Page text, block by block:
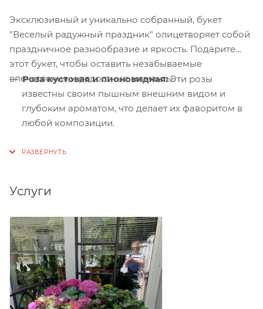
Эксклюзивный и уникально собранный, букет
"Веселый радужный праздник" олицетворяет собой
праздничное разнообразие и яркость. Подарите
этот букет, чтобы оставить незабываемые
впечатления и радостные моменты.
Роза кустовая и пионовидная:Эти розы
известны своим пышным внешним видом и
глубоким ароматом, что делает их фаворитом в
любой композиции.
и яркие, насыщенные цвета, благодаря чему
Альстромерия:
изысканности и разнообразия.
Гиацинт: Сладкий, обволакивающий аромат
гиацинтов наполняет воздух весной и теплом.
Клематис и матеола:Утонченные и элегантные,
эти цветы добавляют композиции изысканную
нотку.
Услуги